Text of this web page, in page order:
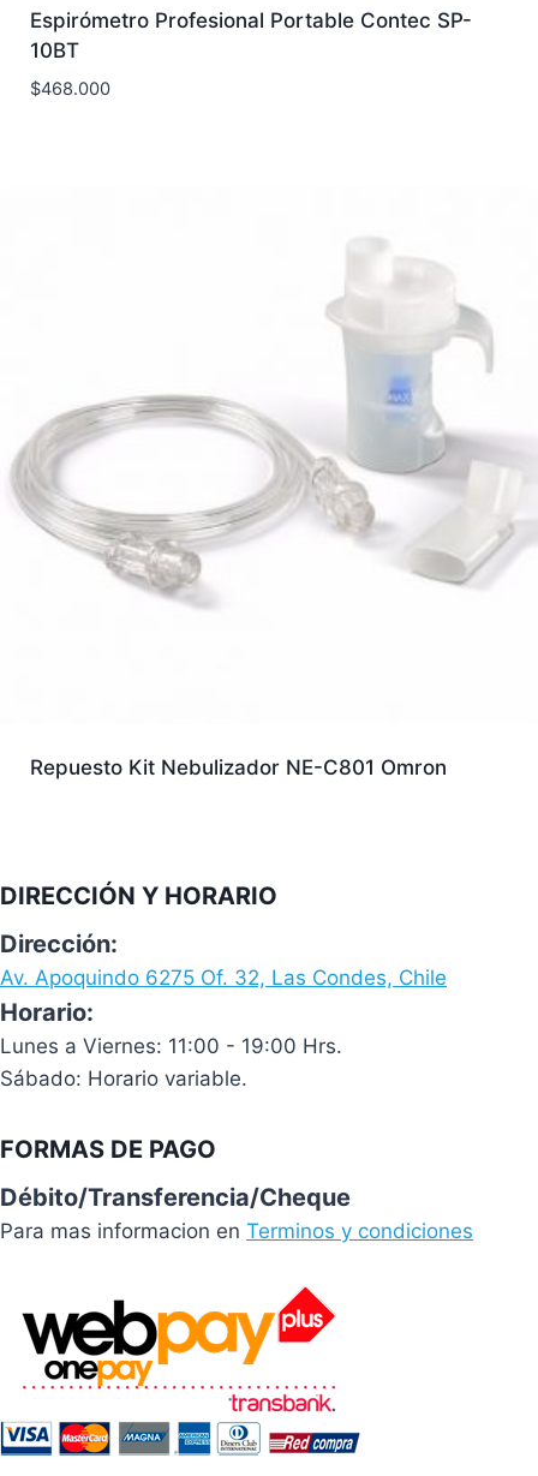
Espirómetro Profesional Portable Contec SP-
10BT
$468.000
Repuesto Kit Nebulizador NE-C801 Omron
DIRECCIÓN Y HORARIO
Dirección:
Av. Apoquindo 6275 Of. 32, Las Condes, Chile
Horario:
Lunes a Viernes: 11:00 - 19:00 Hrs.
Sábado: Horario variable.
FORMAS DE PAGO
Débito/Transferencia/Cheque
Para mas informacion en Terminos y condiciones